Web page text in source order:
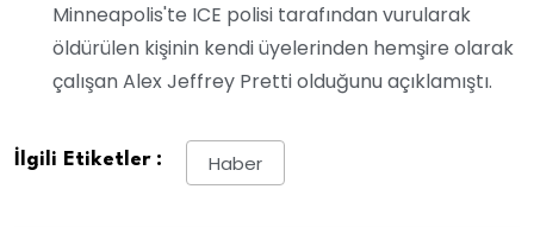
Minneapolis'te ICE polisi tarafından vurularak
öldürülen kişinin kendi üyelerinden hemşire olarak
çalışan Alex Jeffrey Pretti olduğunu açıklamıştı.
İlgili Etiketler : Haber